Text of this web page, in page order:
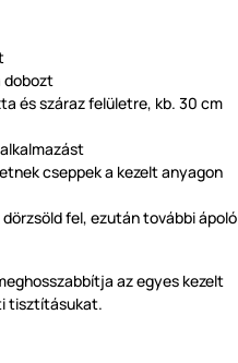
dobozt
és száraz felületre, kb. 30 cm
cseppek a kezelt anyagon
fel, ezután további ápoló
az egyes kezelt
tisztításukat.